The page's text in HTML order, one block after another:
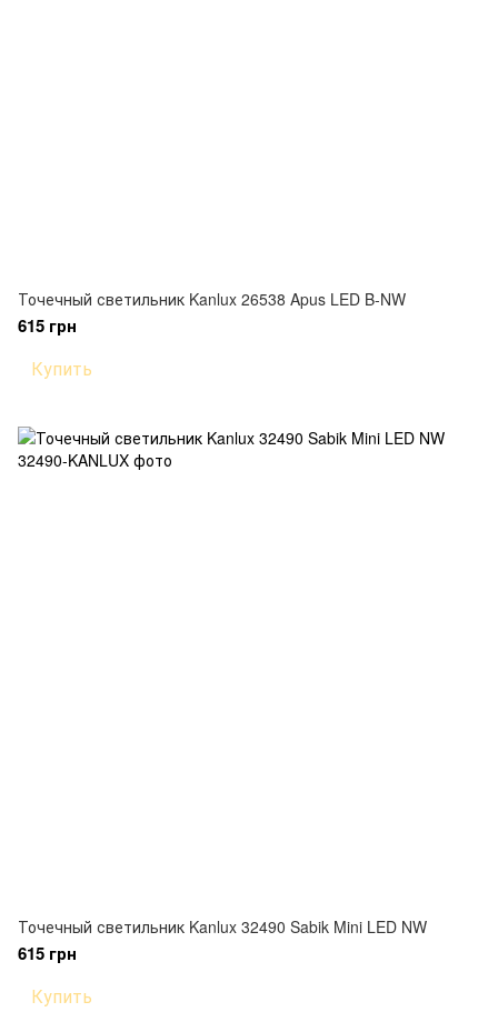
Точечный светильник Kanlux 26538 Apus LED B-NW
615 грн
Купить
Точечный светильник Kanlux 32490 Sabik Mini LED NW
615 грн
Купить